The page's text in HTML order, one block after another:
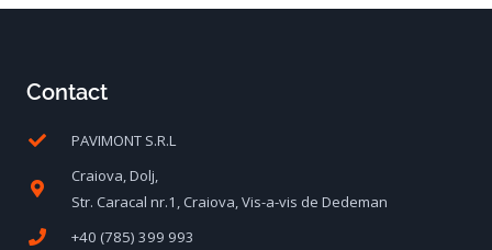
Contact
PAVIMONT S.R.L
Craiova, Dolj,
Str. Caracal nr.1, Craiova, Vis-a-vis de Dedeman
+40 (785) 399 993